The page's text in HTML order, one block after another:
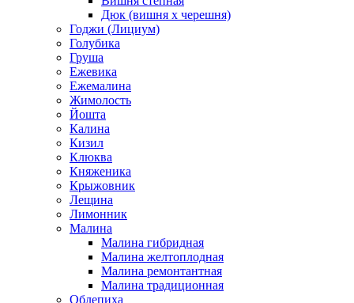
Дюк (вишня х черешня)
Годжи (Лициум)
Голубика
Груша
Ежевика
Ежемалина
Жимолость
Йошта
Калина
Кизил
Клюква
Княженика
Крыжовник
Лещина
Лимонник
Малина
Малина гибридная
Малина желтоплодная
Малина ремонтантная
Малина традиционная
Облепиха